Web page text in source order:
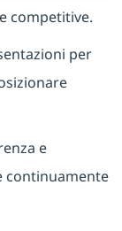
competitive.
per
e
continuamente